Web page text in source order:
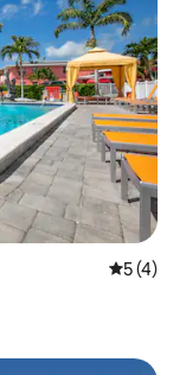
レビュー
5 (4)